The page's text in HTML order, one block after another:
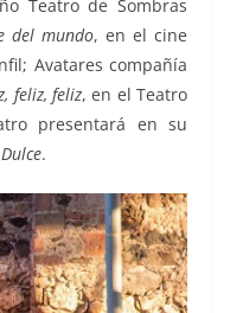
Teatro de Sombras
del mundo, en el cine
Avatares compañía
feliz, feliz, en el Teatro
presentará en su
.